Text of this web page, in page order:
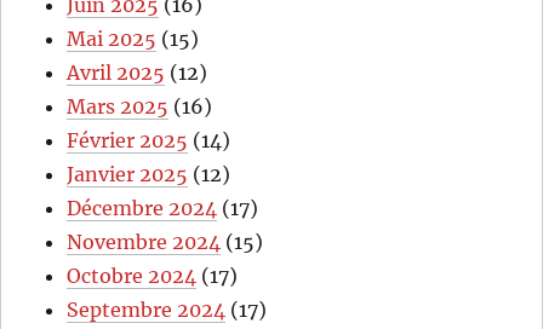
Mai 2025 (15)
Avril 2025 (12)
Mars 2025 (16)
Février 2025 (14)
Janvier 2025 (12)
Décembre 2024 (17)
Novembre 2024 (15)
Octobre 2024 (17)
Septembre 2024 (17)